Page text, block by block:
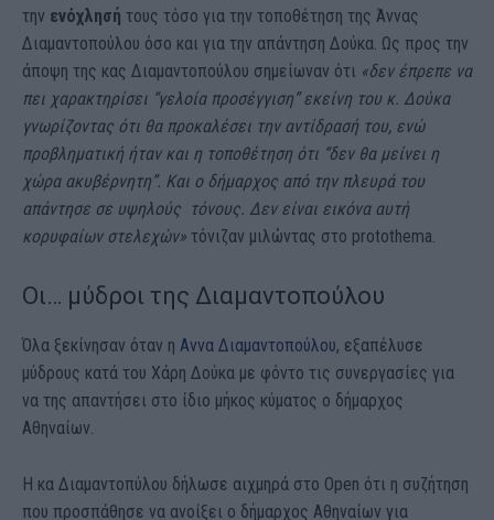
την ενόχλησή τους τόσο για την τοποθέτηση της Άννας
Διαμαντοπούλου όσο και για την απάντηση Δούκα. Ως προς την
άποψη της κας Διαμαντοπούλου σημείωναν ότι «δεν έπρεπε να
πει χαρακτηρίσει “γελοία προσέγγιση” εκείνη του κ. Δούκα
γνωρίζοντας ότι θα προκαλέσει την αντίδρασή του, ενώ
προβληματική ήταν και η τοποθέτηση ότι “δεν θα μείνει η
χώρα ακυβέρνητη”. Και ο δήμαρχος από την πλευρά του
απάντησε σε υψηλούς τόνους. Δεν είναι εικόνα αυτή
κορυφαίων στελεχών» τόνιζαν μιλώντας στο protothema.
Οι… μύδροι της Διαμαντοπούλου
Όλα ξεκίνησαν όταν η Αννα Διαμαντοπούλου, εξαπέλυσε
μύδρους κατά του Χάρη Δούκα με φόντο τις συνεργασίες για
να της απαντήσει στο ίδιο μήκος κύματος ο δήμαρχος
Αθηναίων.
Η κα Διαμαντοπύλου δήλωσε αιχμηρά στο Open ότι η συζήτηση
που προσπάθησε να ανοίξει ο δήμαρχος Αθηναίων για